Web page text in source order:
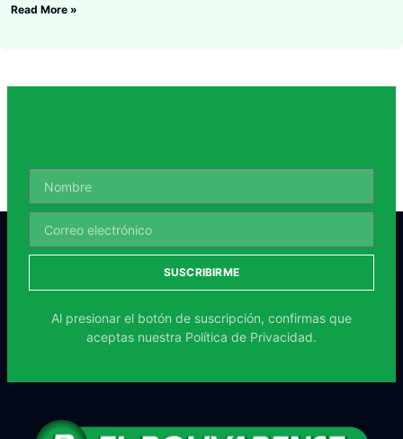
Read More »
SUSCRIBIRME
Al presionar el botón de suscripción, confirmas que
aceptas nuestra Política de Privacidad.